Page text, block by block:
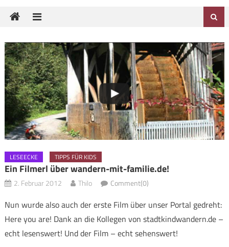
LESEECKE TIPPS FÜR KIDS
Ein Filmerl über wandern-mit-familie.de!
2. Februar 2012 Thilo Comment(0)
Nun wurde also auch der erste Film über unser Portal gedreht:
Here you are! Dank an die Kollegen von stadtkindwandern.de –
echt lesenswert! Und der Film – echt sehenswert!